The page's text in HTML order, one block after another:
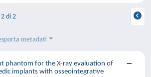
di 2
metadati
phantom for the X-ray evaluation of
implants with osseointegrative